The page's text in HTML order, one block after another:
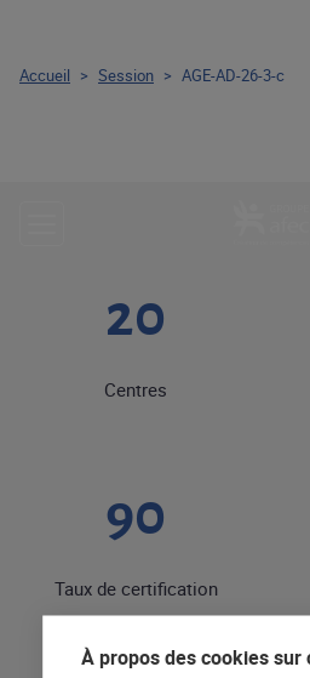
20
Centres
90
Taux de certification
Accueil > Session > AGE-AD-26-3-c
À propos des cookies sur